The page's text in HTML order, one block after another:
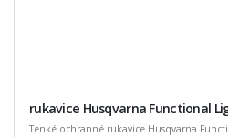
rukavice Husqvarna Functional
Tenké ochranné rukavice Husqvarna